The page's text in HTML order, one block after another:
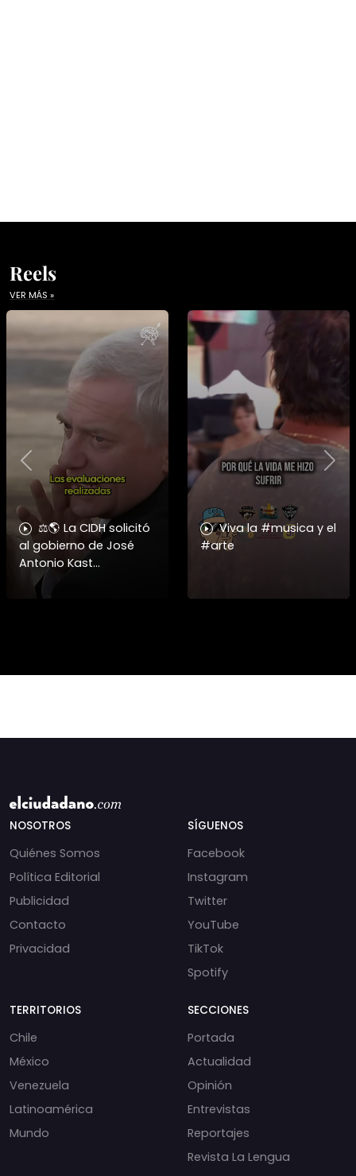
Reels
VER MÁS »
⚖️🌎 La CIDH solicitó
al gobierno de José
Antonio Kast
información detallada
sobre cambios
Viva la #musica y el
#arte
Previous
NOSOTROS
Quiénes Somos
Política Editorial
Publicidad
Contacto
Privacidad
SÍGUENOS
Facebook
Instagram
Twitter
YouTube
TikTok
Spotify
TERRITORIOS
Chile
México
Venezuela
Latinoamérica
Mundo
SECCIONES
Portada
Actualidad
Opinión
Entrevistas
Reportajes
Revista La Lengua